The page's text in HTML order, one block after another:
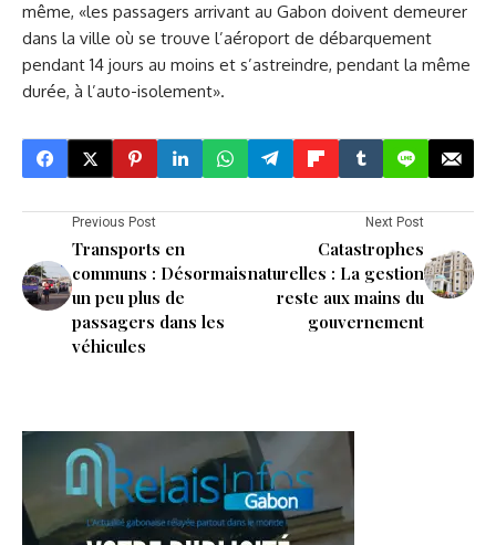
même, «les passagers arrivant au Gabon doivent demeurer
dans la ville où se trouve l’aéroport de débarquement
pendant 14 jours au moins et s’astreindre, pendant la même
durée, à l’auto-isolement».
Previous Post
Transports en
communs : Désormais
un peu plus de
passagers dans les
véhicules
Next Post
Catastrophes
naturelles : La gestion
reste aux mains du
gouvernement